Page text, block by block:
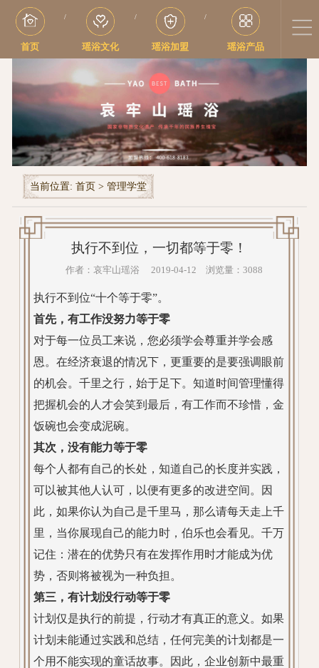
首页
/
瑶浴文化
/
瑶浴加盟
/
瑶浴产品
当前位置: 首页 > 管理学堂
执行不到位，一切都等于零！
作者：哀牢山瑶浴 2019-04-12 浏览量：3088
执行不到位“十个等于零”。
首先，有工作没努力等于零
对于每一位员工来说，您必须学会尊重并学会感
恩。在经济衰退的情况下，更重要的是要强调眼前
的机会。千里之行，始于足下。知道时间管理懂得
把握机会的人才会笑到最后，有工作而不珍惜，金
饭碗也会变成泥碗。
其次，没有能力等于零
每个人都有自己的长处，知道自己的长度并实践，
可以被其他人认可，以便有更多的改进空间。因
此，如果你认为自己是千里马，那么请每天走上千
里，当你展现自己的能力时，伯乐也会看见。千万
记住：潜在的优势只有在发挥作用时才能成为优
势，否则将被视为一种负担。
第三，有计划没行动等于零
计划仅是执行的前提，行动才有真正的意义。如果
计划未能通过实践和总结，任何完美的计划都是一
个用不能实现的童话故事。因此，企业创新中最重